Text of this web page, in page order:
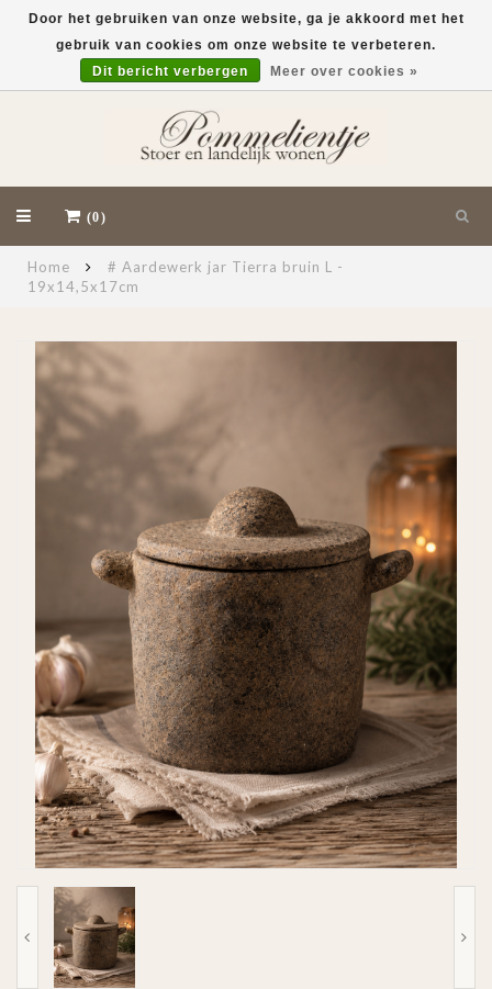
(0)
Home
# Aardewerk jar Tierra bruin L -
19x14,5x17cm
Door het gebruiken van onze website, ga je akkoord met het
gebruik van cookies om onze website te verbeteren.
Dit bericht verbergen
Meer over cookies »